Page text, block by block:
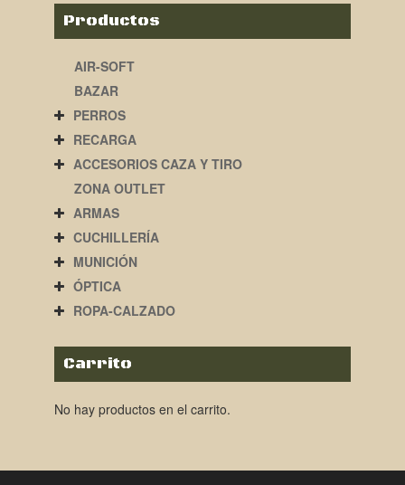
Productos
AIR-SOFT
BAZAR
PERROS
RECARGA
ACCESORIOS CAZA Y TIRO
ZONA OUTLET
ARMAS
CUCHILLERÍA
MUNICIÓN
ÓPTICA
ROPA-CALZADO
Carrito
No hay productos en el carrito.